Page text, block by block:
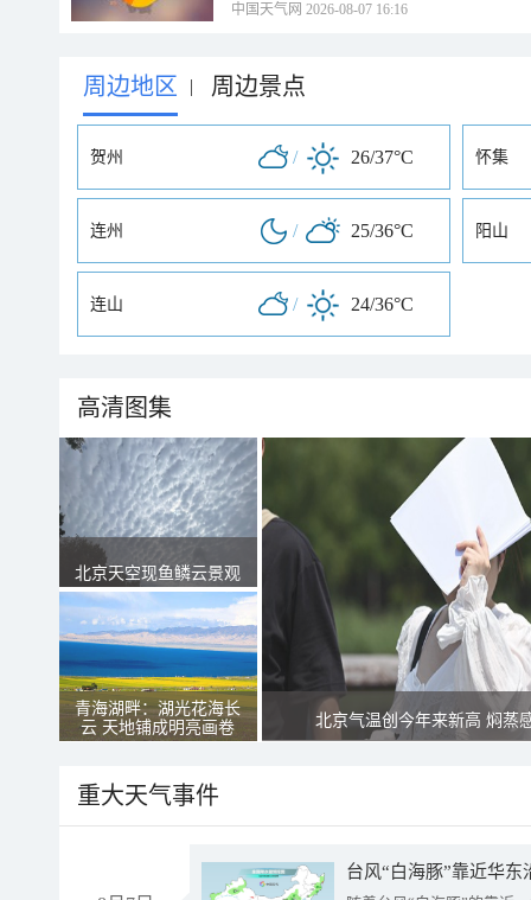
中国天气网 2026-08-07 16:16
周边地区 | 周边景点
贺州 / 26/37°C 怀集
连州 / 25/36°C 阳山
连山 / 24/36°C
高清图集
北京天空现鱼鳞云景观
青海湖畔：湖光花海长
云 天地铺成明亮画卷
北京气温创今年来新高 焖蒸
重大天气事件
台风“白海豚”靠近华